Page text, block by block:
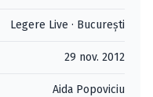
Legere Live · Bucureşti
29 nov. 2012
Aida Popoviciu